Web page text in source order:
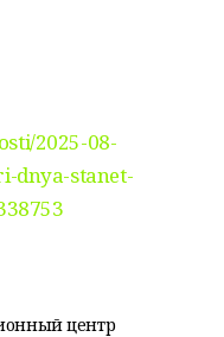
2025-08-
dnya-stanet-
центр